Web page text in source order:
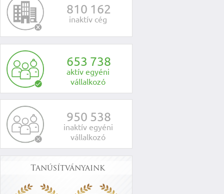
810 162
inaktív cég
653 738
aktív egyéni
vállalkozó
950 538
inaktív egyéni
vállalkozó
Tanúsítványaink